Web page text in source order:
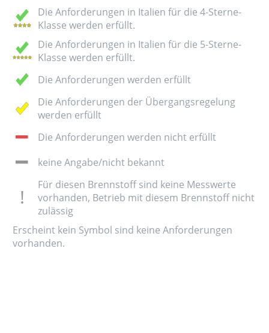
Die Anforderungen in Italien für die 4-Sterne-
Klasse werden erfüllt.
Die Anforderungen in Italien für die 5-Sterne-
Klasse werden erfüllt.
Die Anforderungen werden erfüllt
Die Anforderungen der Übergangsregelung
werden erfüllt
Die Anforderungen werden nicht erfüllt
keine Angabe/nicht bekannt
Für diesen Brennstoff sind keine Messwerte
vorhanden, Betrieb mit diesem Brennstoff nicht
zulässig
Erscheint kein Symbol sind keine Anforderungen
vorhanden.